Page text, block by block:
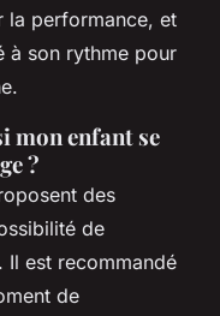
la performance, et
à son rythme pour
mon enfant se
?
des
de
Il est recommandé
de